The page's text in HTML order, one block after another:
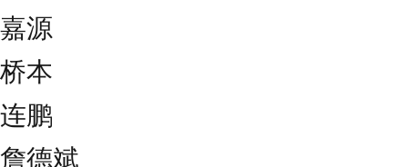
嘉源
桥本
连鹏
詹德斌